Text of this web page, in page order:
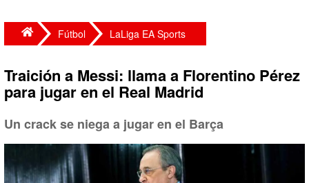
Fútbol LaLiga EA Sports
Traición a Messi: llama a Florentino Pérez
para jugar en el Real Madrid
Un crack se niega a jugar en el Barça